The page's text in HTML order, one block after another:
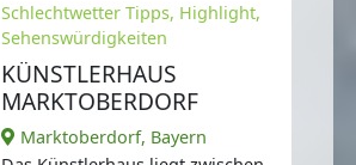
Schlechtwetter Tipps, Highlight,
Sehenswürdigkeiten
KÜNSTLERHAUS
MARKTOBERDORF
Marktoberdorf, Bayern